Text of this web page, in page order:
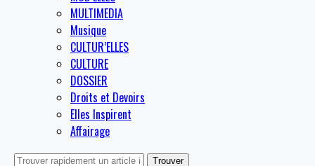
MULTIMEDIA
Musique
CULTUR’ELLES
CULTURE
DOSSIER
Droits et Devoirs
Elles Inspirent
Affairage